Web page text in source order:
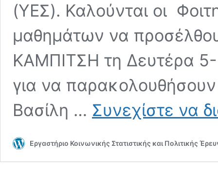
(ΥΕΣ). Καλούνται οι
μαθημάτων να
ΚΑΜΠΙΤΣΗ τη Δευτέρα 5-
για να
Βασίλη … Συνεχίστε να
Εργαστήριο Κοινωνικής Στατιστικής και Πολιτικής